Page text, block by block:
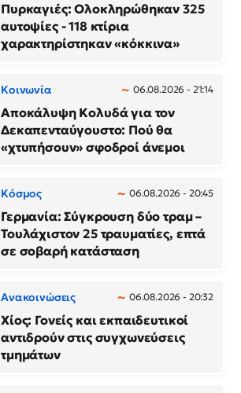
Πυρκαγιές: Ολοκληρώθηκαν 325
αυτοψίες - 118 κτίρια
χαρακτηρίστηκαν «κόκκινα»
Κοινωνία 06.08.2026 - 21:14
Αποκάλυψη Κολυδά για τον
Δεκαπενταύγουστο: Πού θα
«χτυπήσουν» σφοδροί άνεμοι
Κόσμος 06.08.2026 - 20:45
Γερμανία: Σύγκρουση δύο τραμ –
Τουλάχιστον 25 τραυματίες, επτά
σε σοβαρή κατάσταση
Ανακοινώσεις 06.08.2026 - 20:32
Χίος: Γονείς και εκπαιδευτικοί
αντιδρούν στις συγχωνεύσεις
τμημάτων